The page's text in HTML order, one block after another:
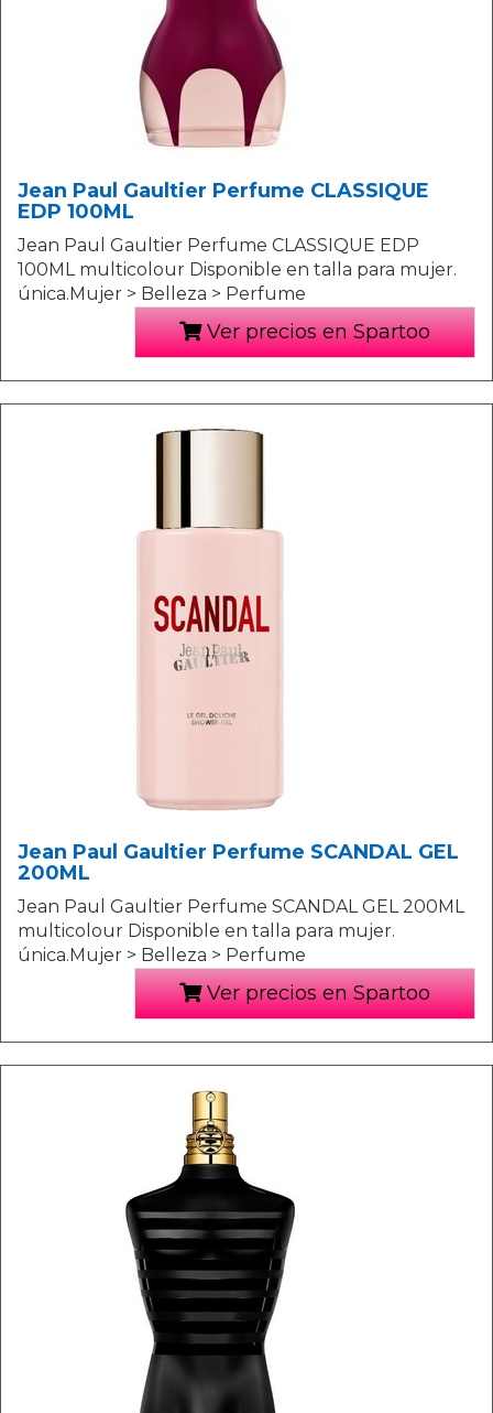
Jean Paul Gaultier Perfume CLASSIQUE
EDP 100ML
Jean Paul Gaultier Perfume CLASSIQUE EDP
100ML multicolour Disponible en talla para mujer.
única.Mujer > Belleza > Perfume
Ver precios en Spartoo
Jean Paul Gaultier Perfume SCANDAL GEL
200ML
Jean Paul Gaultier Perfume SCANDAL GEL 200ML
multicolour Disponible en talla para mujer.
única.Mujer > Belleza > Perfume
Ver precios en Spartoo